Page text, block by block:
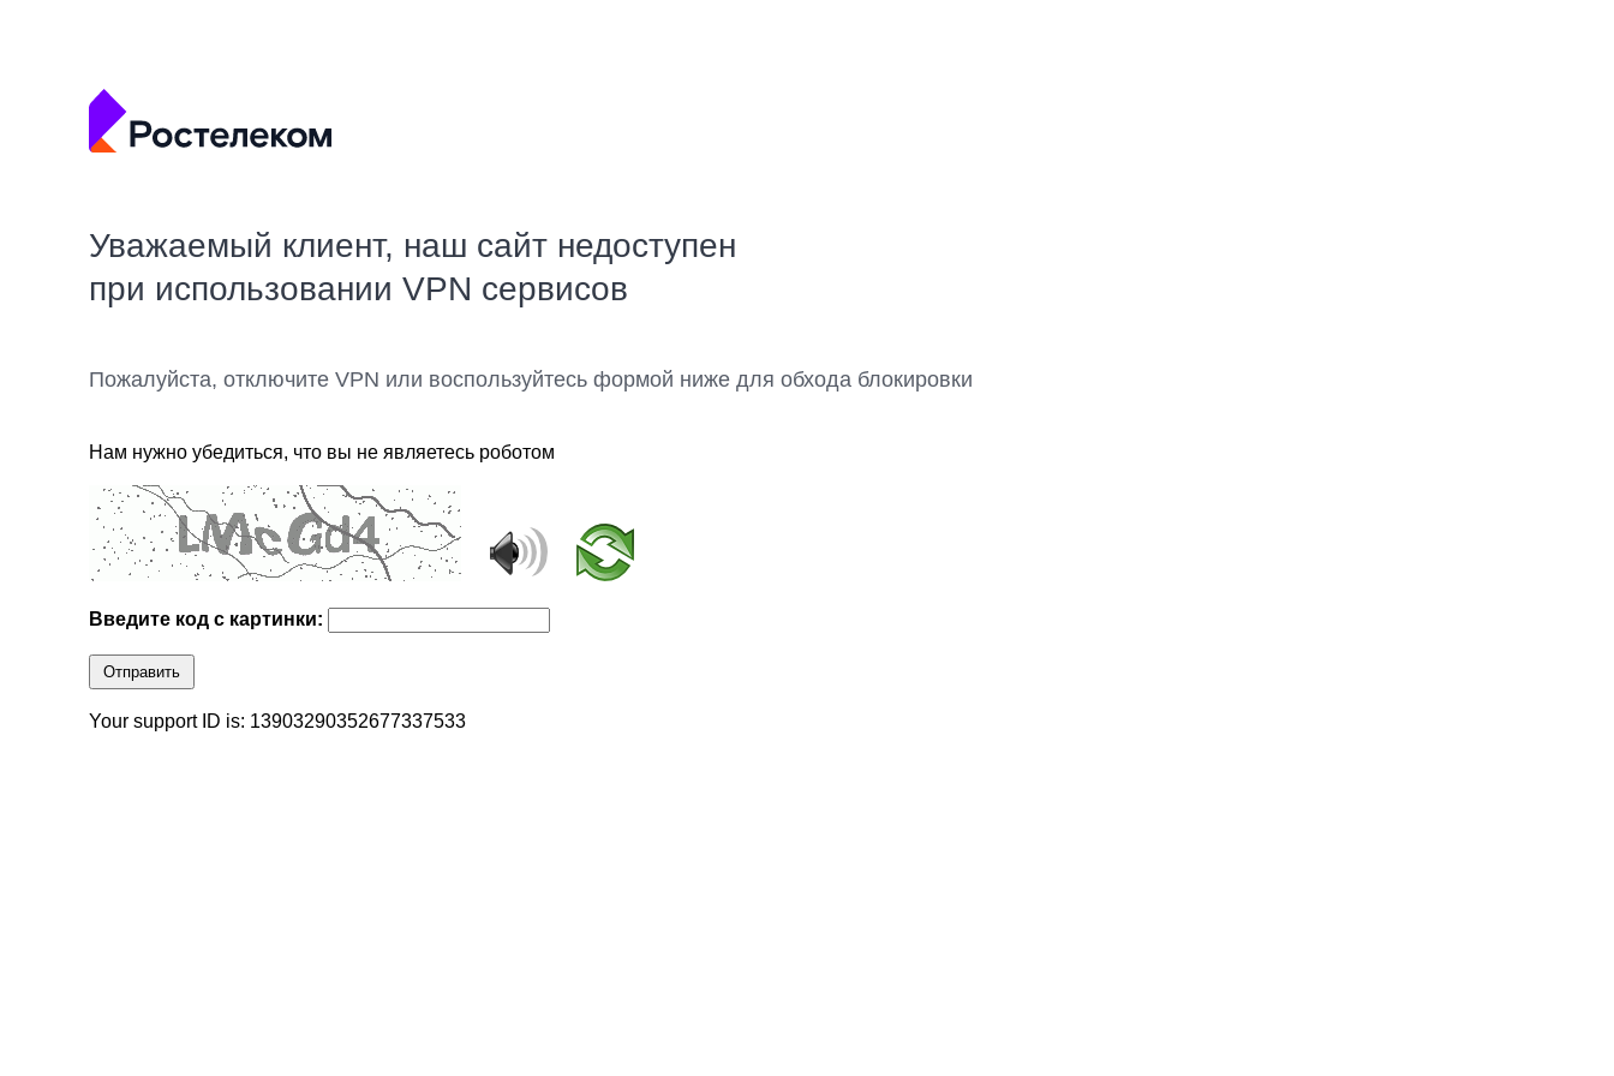
Уважаемый клиент, наш сайт недоступен
при использовании VPN сервисов
Пожалуйста, отключите VPN или воспользуйтесь формой ниже для обхода блокировки
Нам нужно убедиться, что вы не являетесь роботом
Введите код с картинки:
Отправить
Your support ID is: 13903290352677337533